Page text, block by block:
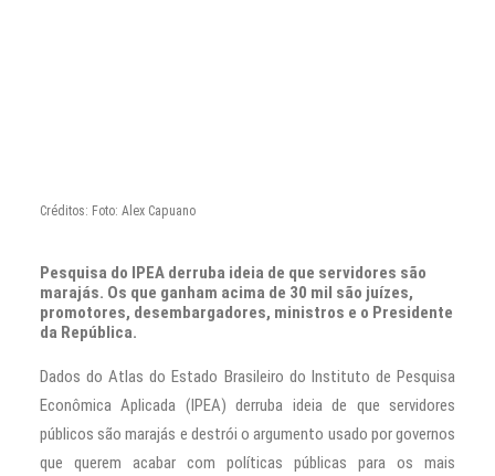
Créditos: Foto: Alex Capuano
Pesquisa do IPEA derruba ideia de que servidores são
marajás. Os que ganham acima de 30 mil são juízes,
promotores, desembargadores, ministros e o Presidente
da República.
Dados do Atlas do Estado Brasileiro do Instituto de Pesquisa
Econômica Aplicada (IPEA) derruba ideia de que servidores
públicos são marajás e destrói o argumento usado por governos
que querem acabar com políticas públicas para os mais